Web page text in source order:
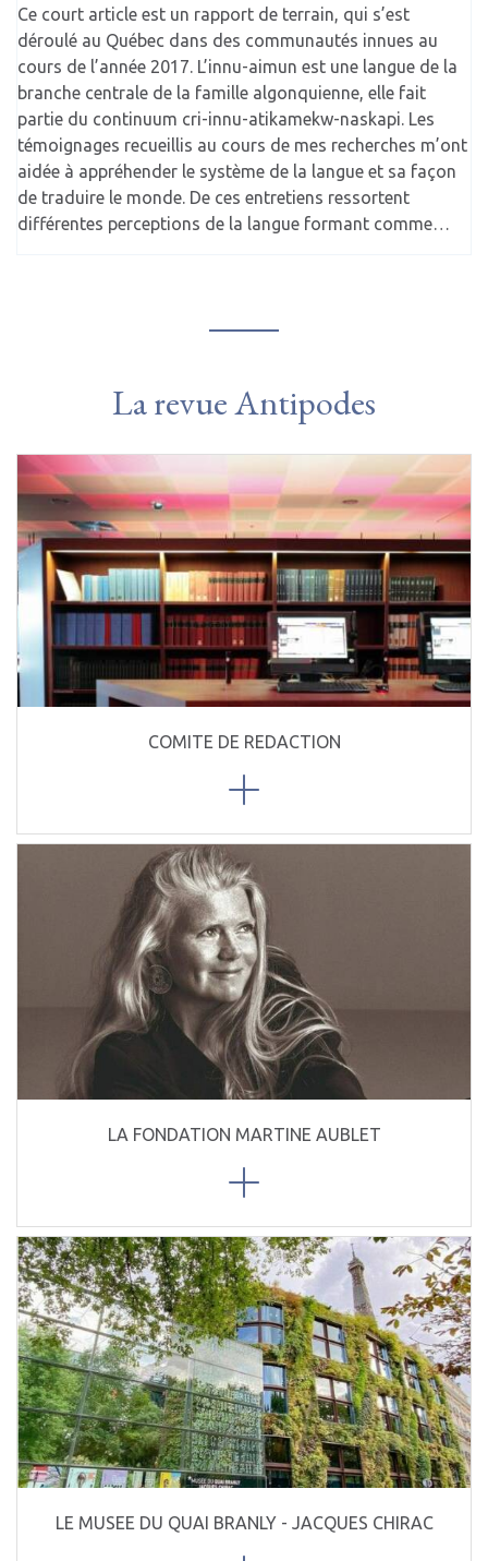
Ce court article est un rapport de terrain, qui s’est
déroulé au Québec dans des communautés innues au
cours de l’année 2017. L’innu-aimun est une langue de la
branche centrale de la famille algonquienne, elle fait
partie du continuum cri-innu-atikamekw-naskapi. Les
témoignages recueillis au cours de mes recherches m’ont
aidée à appréhender le système de la langue et sa façon
de traduire le monde. De ces entretiens ressortent
différentes perceptions de la langue formant comme…
La revue Antipodes
COMITE DE REDACTION
LA FONDATION MARTINE AUBLET
LE MUSEE DU QUAI BRANLY - JACQUES CHIRAC